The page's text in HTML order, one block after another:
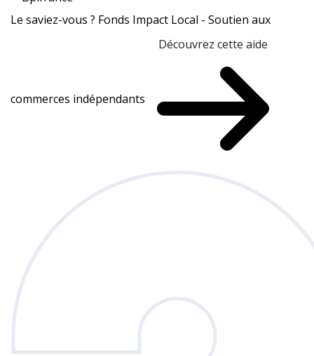
Le saviez-vous ? Fonds Impact Local - Soutien aux
commerces indépendants
Découvrez cette aide